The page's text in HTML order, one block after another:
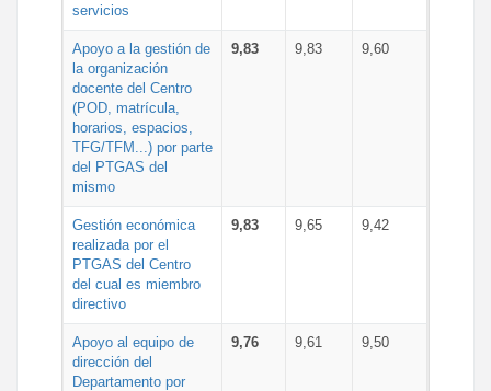
servicios
Apoyo a la gestión de
la organización
docente del Centro
(POD, matrícula,
horarios, espacios,
TFG/TFM...) por parte
del PTGAS del
mismo
9,83 9,83 9,60
Gestión económica
realizada por el
PTGAS del Centro
del cual es miembro
directivo
9,83 9,65 9,42
Apoyo al equipo de
dirección del
Departamento por
9,76 9,61 9,50